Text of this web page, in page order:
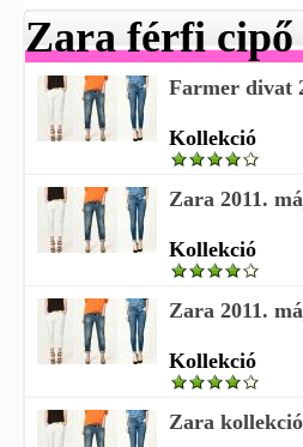
Zara férfi
Farmer divat
Kollekció
Zara 2011.
Kollekció
Zara 2011.
Kollekció
Zara kollekció